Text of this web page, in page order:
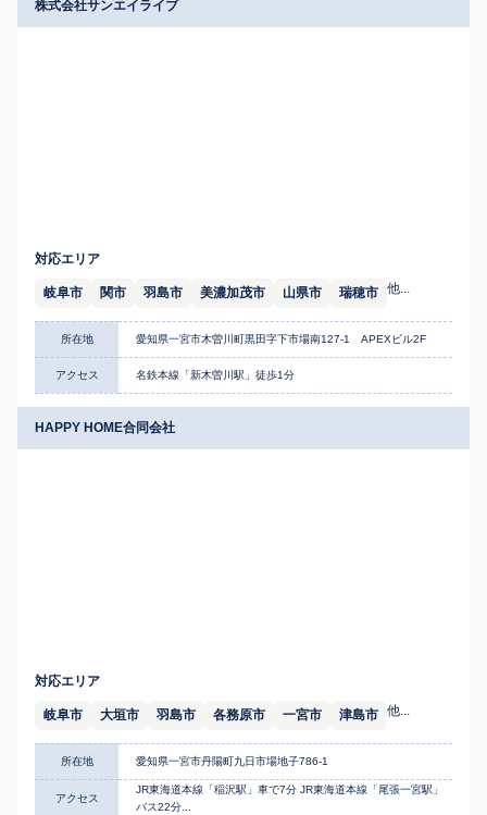
株式会社サンエイライブ
対応エリア
岐阜市 関市 羽島市 美濃加茂市 山県市 瑞穂市 他...
所在地 愛知県一宮市木曽川町黒田字下市場南127-1 APEXビル2F
アクセス 名鉄本線「新木曽川駅」徒歩1分
HAPPY HOME合同会社
対応エリア
岐阜市 大垣市 羽島市 各務原市 一宮市 津島市 他...
所在地 愛知県一宮市丹陽町九日市場地子786-1
アクセス
JR東海道本線「稲沢駅」車で7分 JR東海道本線「尾張一宮駅」
バス22分...